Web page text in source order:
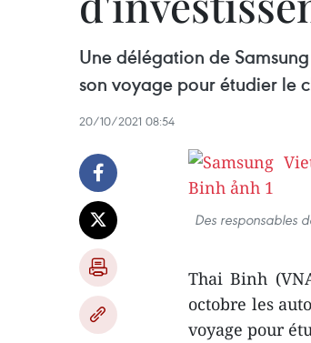
Une délégation de
son voyage pour étudier le
20/10/2021 08:54
Des responsables
Thai Binh
octobre les
voyage pour